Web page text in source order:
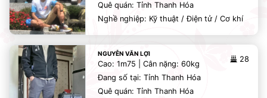
Quê quán: Tỉnh Thanh Hóa
Nghề nghiệp: Kỹ thuật / Điện tử / Cơ khí
NGUYỄN VĂN LỢI
28
Cao: 1m75 | Cân nặng: 60kg
Đang số tại: Tỉnh Thanh Hóa
Quê quán: Tỉnh Thanh Hóa